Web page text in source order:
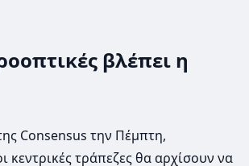
βλέπει η
Consensus την Πέμπτη,
κεντρικές τράπεζες θα αρχίσουν να